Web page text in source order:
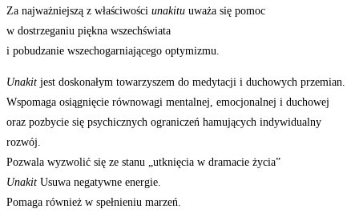
Za najważniejszą z właściwości unakitu uważa się pomoc
w dostrzeganiu piękna wszechświata
i pobudzanie wszechogarniającego optymizmu.
Unakit jest doskonałym towarzyszem do medytacji i duchowych przemian.
Wspomaga osiągnięcie równowagi mentalnej, emocjonalnej i duchowej
oraz pozbycie się psychicznych ograniczeń hamujących indywidualny
rozwój.
Pozwala wyzwolić się ze stanu „utknięcia w dramacie życia”
Unakit Usuwa negatywne energie.
Pomaga również w spełnieniu marzeń.